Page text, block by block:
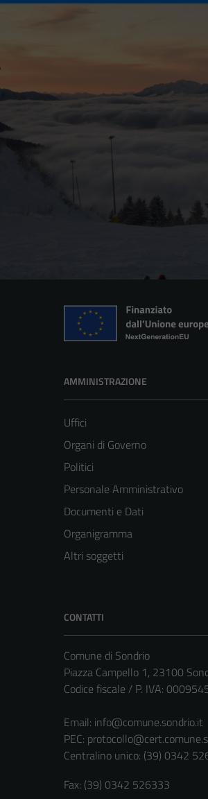
AMMINISTRAZIONE
Uffici
Organi di Governo
Politici
Personale Amministrativo
Documenti e Dati
Organigramma
Altri soggetti
CONTATTI
Comune di Sondrio
Piazza Campello 1, 23100
Codice fiscale / P. IVA:
Email: info@comune.sondrio.it
PEC:
Centralino unico: (39) 0342
Fax: (39) 0342 526333